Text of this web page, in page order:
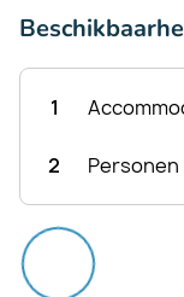
1
2 Personen